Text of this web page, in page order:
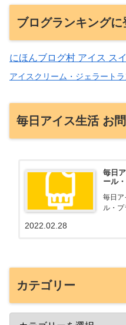
ブログランキング
にほんブログ村 アイス ス
アイスクリーム・ジェラート
毎日アイス生活 お
毎日
ール
毎日ア
ル・
2022.02.28
カテゴリー